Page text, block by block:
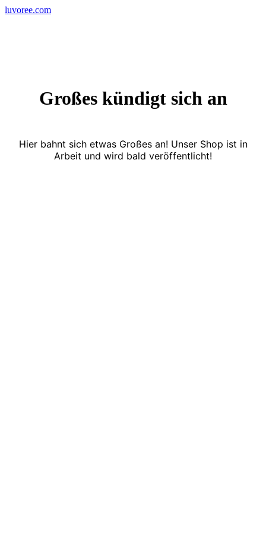
Skip
luvoree.com
Großes kündigt sich an
Hier bahnt sich etwas Großes an! Unser Shop ist in
Arbeit und wird bald veröffentlicht!